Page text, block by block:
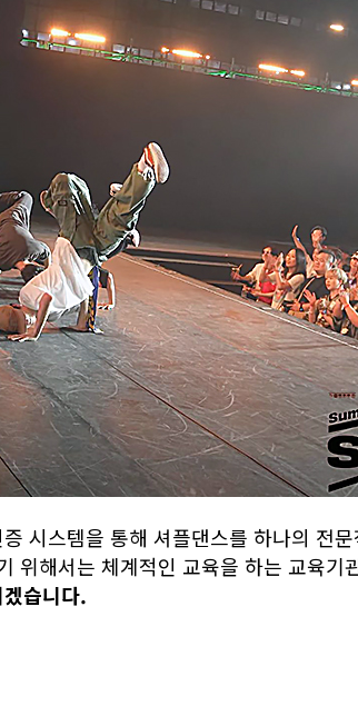
시스템을 통해 셔플댄스를 하나의 전
위해서는 체계적인 교육을 하는 교육기
습니다.